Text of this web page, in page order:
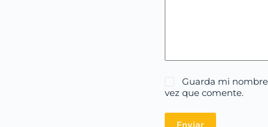
Guarda mi
vez que comente.